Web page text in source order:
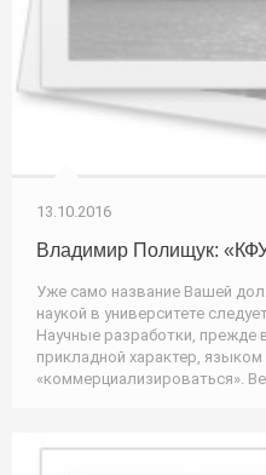
13.10.2016
Владимир Полищук: «КФУ
Уже само название Вашей
наукой в университете
Научные разработки, прежде
прикладной характер,
«коммерциализироваться».